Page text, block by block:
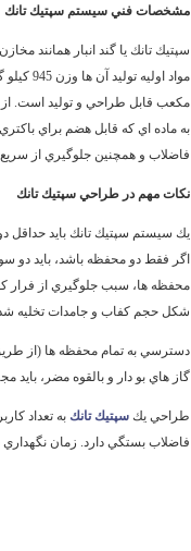
مشخصات فني سيستم سپتيك تانك
مكعب قابل طراحي و توليد است. از
به ماده اي كه قابل هضم براي
فاضلاب و همچنين جلوگيري از
نكات مهم در طراحي سپتيك تانك
اگر فقط دو محفظه باشد، بايد دو
شكل حجم كفاب و جامدات تخليه‌
دسترسي به تمام محفظه ‌ها (‏از
گاز هاي بو دار و بالقوه مضر، بايد
طراحي يك سپتيك تانك به تعداد
فاضلاب بستگي دارد. زمان نگهداري بايد ۴۸ ساعت براي رسيدن به تصفيه